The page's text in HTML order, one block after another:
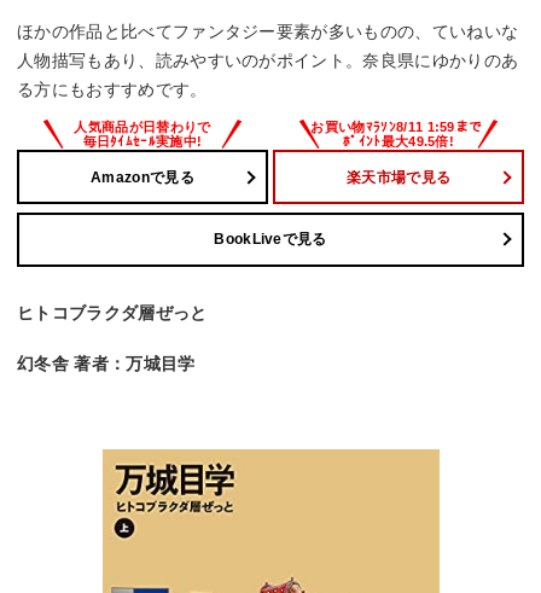
ほかの作品と比べてファンタジー要素が多いものの、ていねいな
人物描写もあり、読みやすいのがポイント。奈良県にゆかりのあ
る方にもおすすめです。
Amazonで見る 楽天市場で見る
BookLiveで見る
ヒトコブラクダ層ぜっと
幻冬舎 著者：万城目学